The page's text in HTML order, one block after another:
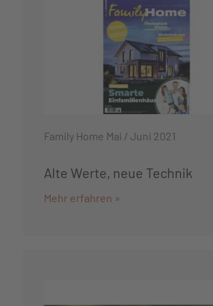
Family Home Mai / Juni 2021
Alte Werte, neue Technik
Mehr erfahren »